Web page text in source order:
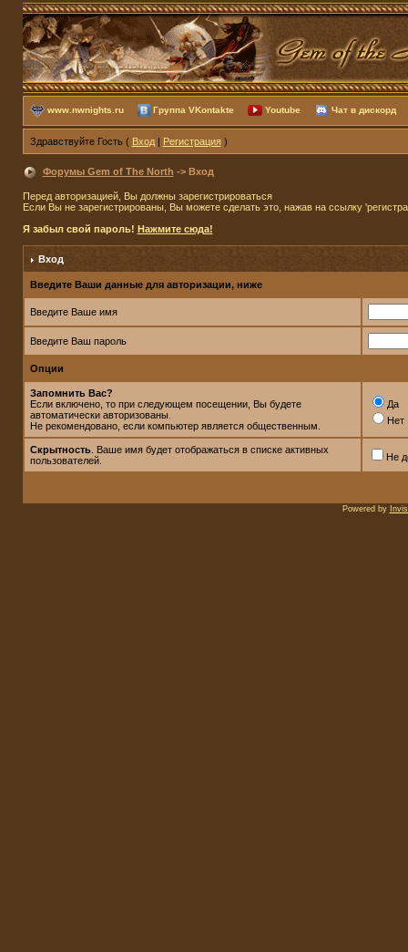
www.nwnights.ru Группа VKontakte Youtube Чат в дискорд
Здравствуйте Гость ( Вход| Регистрация)
Форумы Gem of The North -> Вход
Перед авторизацией, Вы должны зарегистрироваться
Если Вы не зарегистрированы, Вы можете сделать это, нажав на ссылку
Я забыл свой пароль! Нажмите сюда!
Вход
Введите Ваши данные для авторизации, ниже
Введите Ваше имя
Введите Ваш пароль
Опции
Запомнить Вас?
Если включено, то при следующем посещении, Вы будете
автоматически авторизованы.
Не рекомендовано, если компьютер является общественным.
Да
Нет
Скрытность. Ваше имя будет отображаться в списке активных
пользователей.
Не
Powered by